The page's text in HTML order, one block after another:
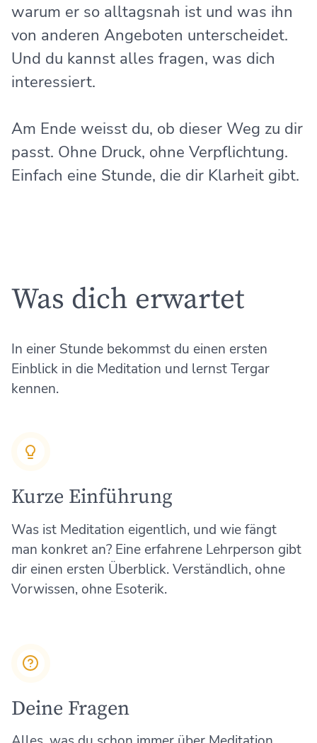
warum er so alltagsnah ist und was ihn
von anderen Angeboten unterscheidet.
Und du kannst alles fragen, was dich
interessiert.
Am Ende weisst du, ob dieser Weg zu dir
passt. Ohne Druck, ohne Verpflichtung.
Einfach eine Stunde, die dir Klarheit gibt.
Was dich erwartet
In einer Stunde bekommst du einen ersten
Einblick in die Meditation und lernst Tergar
kennen.
Kurze Einführung
Was ist Meditation eigentlich, und wie fängt
man konkret an? Eine erfahrene Lehrperson gibt
dir einen ersten Überblick. Verständlich, ohne
Vorwissen, ohne Esoterik.
Deine Fragen